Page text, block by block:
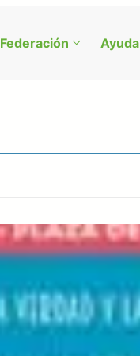
Federación Ayuda